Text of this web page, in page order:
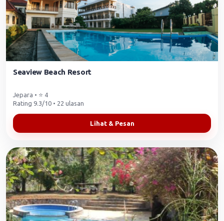
Seaview Beach Resort
Jepara • ⭐ 4
Rating 9.3/10 • 22 ulasan
Lihat & Pesan